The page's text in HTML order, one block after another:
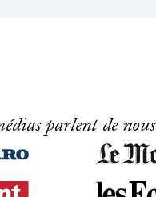
parlent de nous